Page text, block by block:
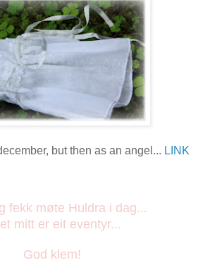
but then as an angel... LINK
fekk møte Huldra i dag...
mitt er eit eventyr...
God klem!